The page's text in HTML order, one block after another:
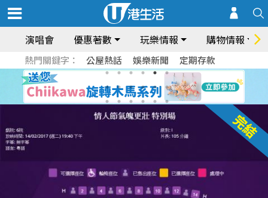
演唱會 優惠著數 玩樂情報 購物情報
熱門關鍵字： 公屋熱話 娛樂新聞 定期存款